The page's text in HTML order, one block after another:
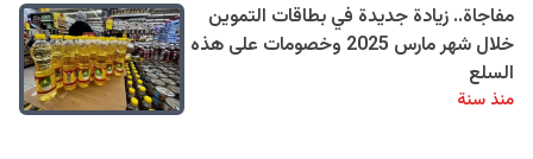
مفاجاة.. زيادة جديدة في بطاقات التموين
خلال شهر مارس 2025 وخصومات على هذه
السلع
منذ سنة